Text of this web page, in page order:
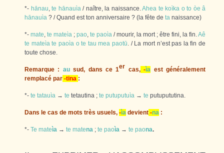
*- hānau, te hānauìa/ naître, la naissance.Ahea te koìka o to òe â
hānauìa ? / Quand est ton anniversaire ? (la fête de ta naissance)
*- mate, te mateìa ; pao, te paoìa / mourir, la mort ; être fini, la fin.Aê
te mateìa te paoìa o te tau mea paotū. / La mort n’est pas la fin de
toute chose.
Remarque : ausud, dans ce 1er cas,-ìa est généralement
remplacé par -tina :
*- te tatauìa → te tetautina ; te putuputuìa → te putupututina.
Dans le cas de mots très usuels, -ìa devient -na :
*- Te mateìa → te matena ; te paoìa → te paona.